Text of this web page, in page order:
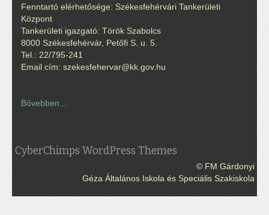
Fenntartó elérhetősége: Székesfehérvári Tankerületi
Központ
Tankerületi igazgató: Török Szabolcs
8000 Székesfehérvár, Petőfi S. u. 5.
Tel.: 22/795-241
Email cím: szekesfehervar@kk.gov.hu
Bővebben...
CyberChimps WordPress Themes
© FM Gárdonyi
Géza Általános Iskola és Speciális Szakiskola